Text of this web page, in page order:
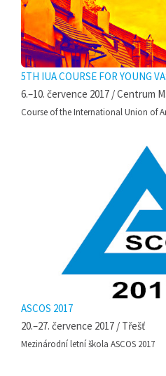
5TH IUA COURSE FOR YOUNG
6.–10. července 2017 / Centrum
Course of the International Union of
ASCOS 2017
20.–27. července 2017 / Třešť
Mezinárodní letní škola ASCOS 2017